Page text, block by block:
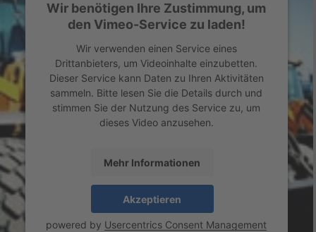
Wir benötigen Ihre Zustimmung, um
den Vimeo-Service zu laden!
Wir verwenden einen Service eines
Drittanbieters, um Videoinhalte einzubetten.
Dieser Service kann Daten zu Ihren Aktivitäten
sammeln. Bitte lesen Sie die Details durch und
stimmen Sie der Nutzung des Service zu, um
dieses Video anzusehen.
Mehr Informationen
Akzeptieren
powered by Usercentrics Consent Management